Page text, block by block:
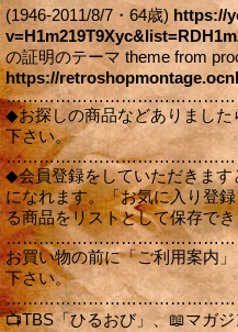
(1946-2011/8/7・64歳) https://
の証明のテーマ theme from
https://
◆お探しの商品などありまし
下さい。
◆会員登録をしていただきま
になれます。「お気に入り登
る商品をリストとして保存でき
お買い物の前に「ご利用案内
下さい。
📺TBS「ひるおび」、📖マガ